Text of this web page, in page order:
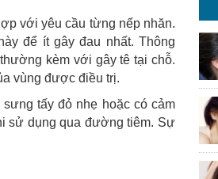
với yêu cầu từng nếp nhăn.
để ít gây đau nhất. Thông
kèm với gây tê tại chỗ.
vùng được điều trị.
tấy đỏ nhẹ hoặc có cảm
sử dụng qua đường tiêm. Sự